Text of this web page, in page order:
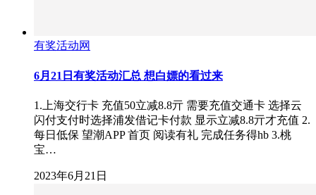
有奖活动网
6月21日有奖活动汇总 想白嫖的看过来
1.上海交行卡 充值50立减8.8亓 需要充值交通卡 选择云
闪付支付时选择浦发借记卡付款 显示立减8.8亓才充值 2.
每日低保 望潮APP 首页 阅读有礼 完成任务得hb 3.桃
宝…
2023年6月21日